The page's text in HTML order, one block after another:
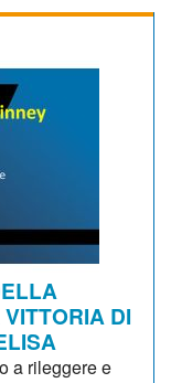
DI
a rileggere e